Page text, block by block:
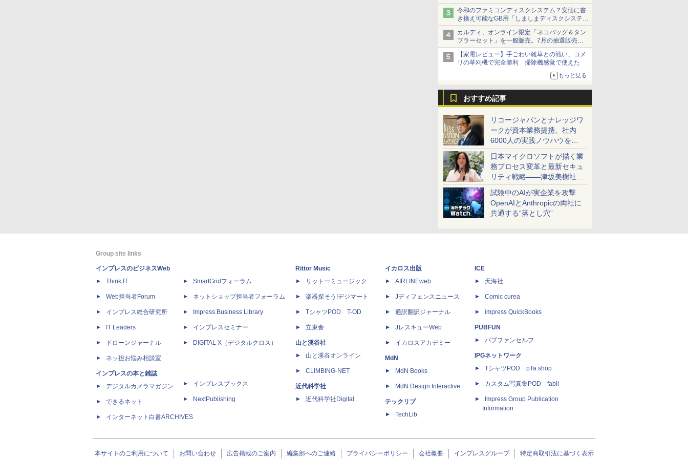
令和のファミコンディスクシステム？安価に書
き換え可能なGB用「しましまディスクシステ
ム」
カルディ、オンライン限定「ネコバッグ＆タン
ブラーセット」を一般販売。7月の抽選販売の
当選無効分
【家電レビュー】手ごわい雑草との戦い、コメ
リの草刈機で完全勝利 掃除機感覚で使えた
もっと見る
おすすめ記事
リコージャパンとナレッジワ
ークが資本業務提携、社内
6000人の実践ノウハウを生
かした「AI商談記録 for
RICOH」を展開へ
日本マイクロソフトが描く業
務プロセス変革と最新セキュ
リティ戦略――津坂美樹社長
が2027年度戦略を説明
試験中のAIが実企業を攻撃
OpenAIとAnthropicの両社に
共通する“落とし穴”
Group site links
インプレスのビジネスWeb
Think IT
Web担当者Forum
インプレス総合研究所
IT Leaders
ドローンジャーナル
ネッ担お悩み相談室
インプレスの本と雑誌
デジタルカメラマガジン
できるネット
インターネット白書ARCHIVES
SmartGridフォーラム
ネットショップ担当者フォーラム
Impress Business Library
インプレスセミナー
DIGITAL X（デジタルクロス）
インプレスブックス
NextPublishing
Rittor Music
リットーミュージック
楽器探そう!デジマート
TシャツPOD T-OD
立東舎
山と溪谷社
山と溪谷オンライン
CLIMBING-NET
近代科学社
近代科学社Digital
イカロス出版
AIRLINEweb
Jディフェンスニュース
通訳翻訳ジャーナル
JレスキューWeb
イカロスアカデミー
MdN
MdN Books
MdN Design Interactive
テックリブ
TechLib
ICE
天海社
Comic curea
impress QuickBooks
PUBFUN
パブファンセルフ
IPGネットワーク
TシャツPOD pTa.shop
カスタム写真集POD fabli
Impress Group Publication
Information
本サイトのご利用について お問い合わせ 広告掲載のご案内 編集部へのご連絡 プライバシーポリシー 会社概要 インプレスグループ 特定商取引法に基づく表示